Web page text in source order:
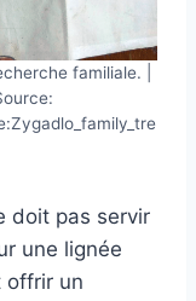
familiale. |
doit pas servir
une lignée
offrir un